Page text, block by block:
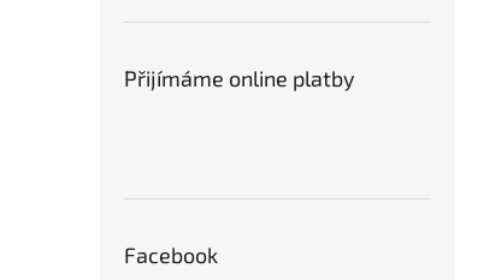
Přijímáme online platby
Facebook